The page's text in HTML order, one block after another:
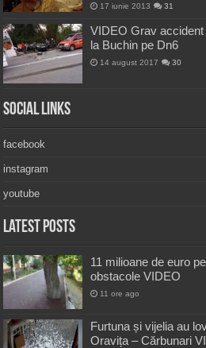
17 iunie 2013 31
VIDEO Grav
la Buchin pe Dn6
14 august 2017 30
Social Links
facebook
instagram
youtube
Latest Posts
11 milioane de euro
obstacole VIDEO
11 ore ago
Furtuna și vijelia au
Oravița – Cărbunari